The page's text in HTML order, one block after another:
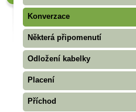
Konverzace
Některá připomenutí
Odložení kabelky
Placení
Příchod